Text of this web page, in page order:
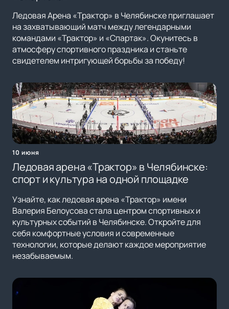
Ледовая Арена «Трактор» в Челябинске приглашает
на захватывающий матч между легендарными
командами «Трактор» и «Спартак». Окунитесь в
атмосферу спортивного праздника и станьте
свидетелем интригующей борьбы за победу!
10 июня
Ледовая арена «Трактор» в Челябинске:
спорт и культура на одной площадке
Узнайте, как ледовая арена «Трактор» имени
Валерия Белоусова стала центром спортивных и
культурных событий в Челябинске. Откройте для
себя комфортные условия и современные
технологии, которые делают каждое мероприятие
незабываемым.